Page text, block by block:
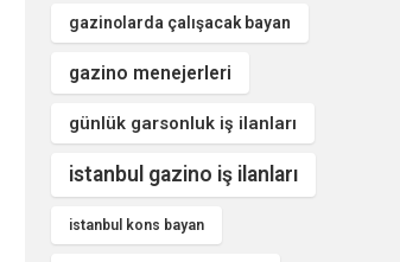
gazinolarda çalışacak bayan
gazino menejerleri
günlük garsonluk iş ilanları
istanbul gazino iş ilanları
istanbul kons bayan